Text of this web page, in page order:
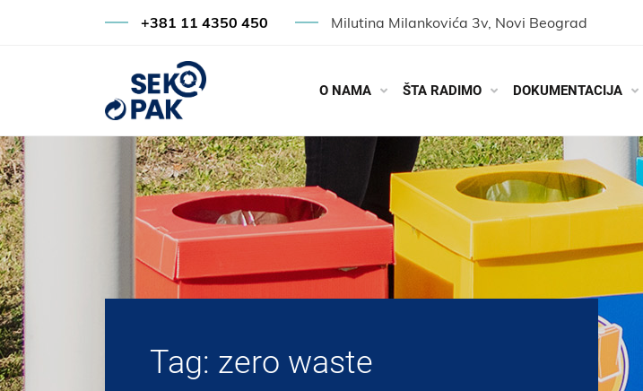
+381 11 4350 450 Milutina Milankovića 3v, Novi Beograd
O NAMA ŠTA RADIMO DOKUMENTACIJA
Tag: zero waste